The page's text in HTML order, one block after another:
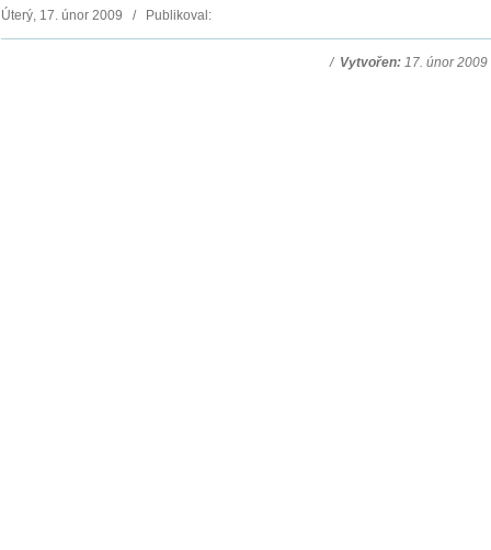
Úterý, 17. únor 2009 / Publikoval:
/ Vytvořen:17. únor